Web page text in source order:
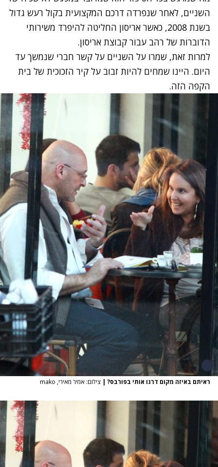
השניים, לאחר שנפרדה דרכם המקצועית בקול רעש גדול
בשנת 2008, כאשר אריסון החליטה להיפרד משירותי
הדוברות של רהב עבור קבוצת אריסון.
למרות זאת, שמרו על השניים על קשר חברי שנמשך עד
היום. היינו שמחים להיות זבוב על קיר הזכוכית של בית
הקפה הזה.
ראיתם באיזה מקום דרגו אותי בפורבס? | צילום: אמיר מאירי, mako